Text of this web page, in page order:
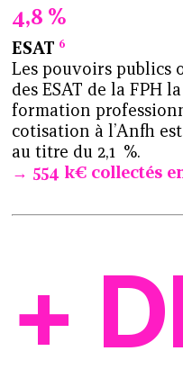
4,8 %
ESAT 6
Les pouvoirs publics
des ESAT de la FPH
formation
cotisation à l’Anfh
au titre du 2,1 %.
554 k€ collectés
+